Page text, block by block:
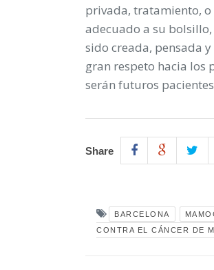
privada, tratamiento,
adecuado a su
sido creada, pensada
gran respeto hacia los
serán futuros
Share
BARCELONA
CONTRA EL CÁNCER DE